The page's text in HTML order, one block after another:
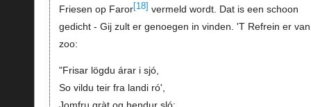
Friesen op Faror[18] vermeld wordt. Dat is een schoon
gedicht - Gij zult er genoegen in vinden. 'T Refrein er
zoo:
"Frisar lögdu árar i sjó,
So vildu teir fra landi ró',
Jomfru gràt og hendur sló: